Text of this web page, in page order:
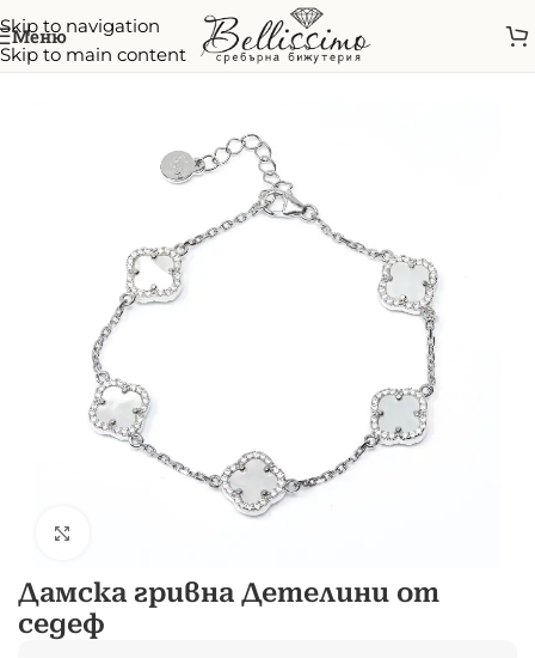
Skip to navigation
Skip to main content
Меню
Начало/ Гривни
Дамска гривна Детелини от
седеф